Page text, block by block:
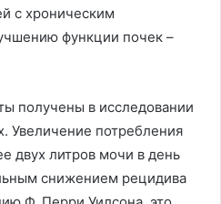
с хроническим
функции почек –
получены в исследовании
Увеличение потребления
двух литров мочи в день
снижением рецидива